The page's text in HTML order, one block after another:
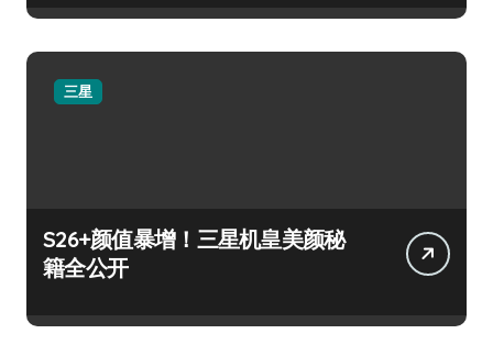
三星
S26+颜值暴增！三星机皇美颜秘
籍全公开